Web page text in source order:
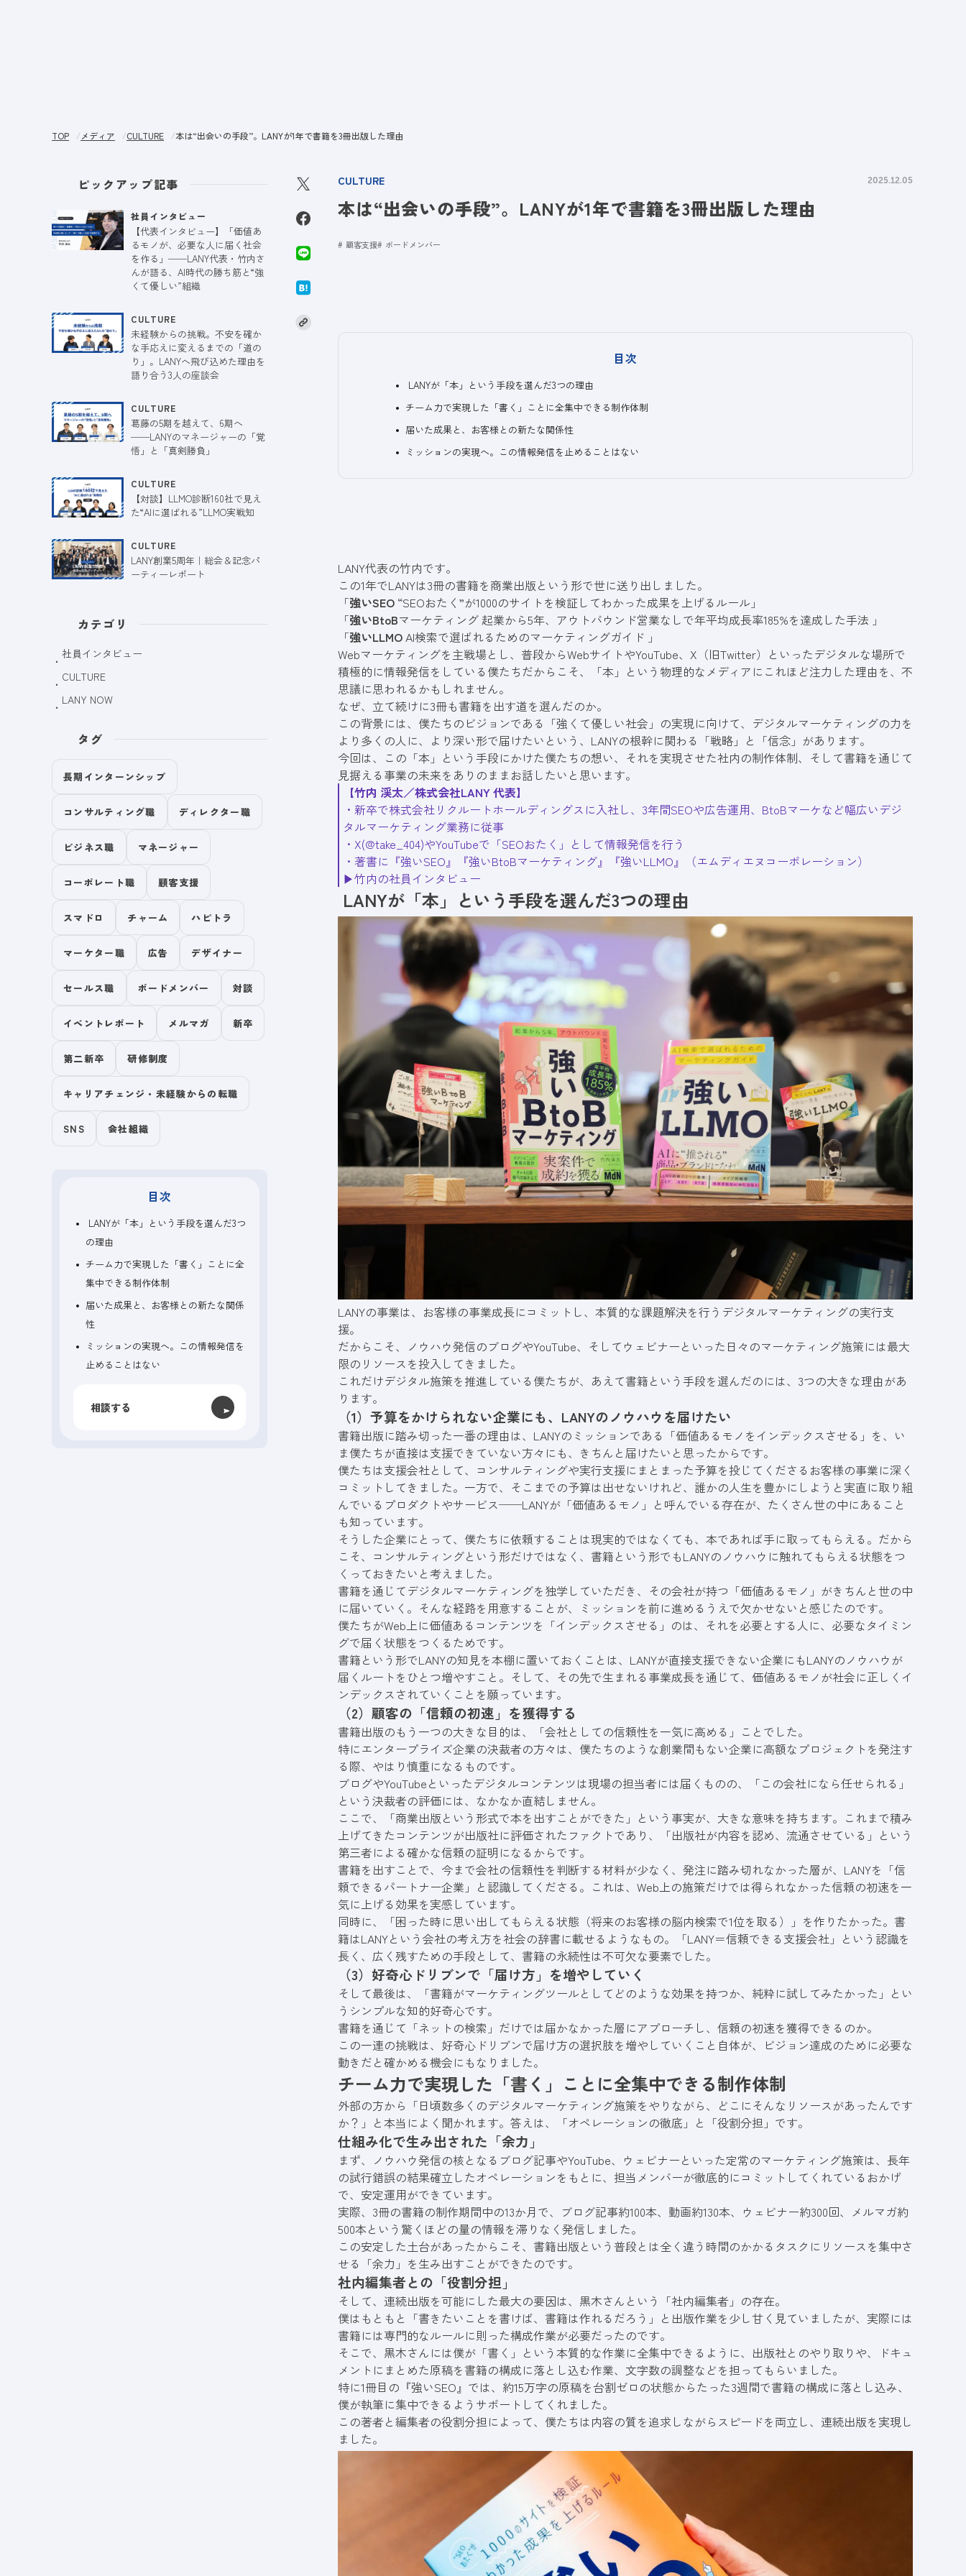
TOP メディア CULTURE 本は“出会いの手段”。LANYが1年で書籍を3冊出版した理由
CULTURE 2025.12.05
本は“出会いの手段”。LANYが1年で書籍を3冊出版した理由
顧客支援 ボードメンバー
目次
LANYが「本」という手段を選んだ3つの理由
チーム力で実現した「書く」ことに全集中できる制作体制
届いた成果と、お客様との新たな関係性
ミッションの実現へ。この情報発信を止めることはない
LANY代表の竹内です。
この1年でLANYは3冊の書籍を商業出版という形で世に送り出しました。
「強いSEO “SEOおたく”が1000のサイトを検証してわかった成果を上げるルール 」
「強いBtoBマーケティング 起業から5年、アウトバウンド営業なしで年平均成長率185%を達成した手法 」
「強いLLMOAI検索で選ばれるためのマーケティングガイド 」
Webマーケティングを主戦場とし、普段からWebサイトやYouTube、X（旧Twitter）といったデジタルな場所で
積極的に情報発信をしている僕たちだからこそ、「本」という物理的なメディアにこれほど注力した理由を、不
思議に思われるかもしれません。
なぜ、立て続けに3冊も書籍を出す道を選んだのか。
この背景には、僕たちのビジョンである「強くて優しい社会」の実現に向けて、デジタルマーケティングの力を
より多くの人に、より深い形で届けたいという、LANYの根幹に関わる「戦略」と「信念」があります。
今回は、この「本」という手段にかけた僕たちの想い、それを実現させた社内の制作体制、そして書籍を通じて
見据える事業の未来をありのままお話したいと思います。
【竹内 渓太／株式会社LANY 代表】
・ 新卒で株式会社リクルートホールディングスに入社し、3年間SEOや広告運用、BtoBマーケなど幅広いデジ
タルマーケティング業務に従事
・ X(@take_404)やYouTubeで「SEOおたく」として情報発信を行う
・ 著書に『強いSEO』『強いBtoBマーケティング』『強いLLMO』（エムディエヌコーポレーション）
▶︎竹内の社員インタビュー
LANYが「本」という手段を選んだ3つの理由
LANYの事業は、お客様の事業成長にコミットし、本質的な課題解決を行うデジタルマーケティングの実行支
援。
だからこそ、ノウハウ発信のブログやYouTube、そしてウェビナーといった日々のマーケティング施策には最大
限のリソースを投入してきました。
これだけデジタル施策を推進している僕たちが、あえて書籍という手段を選んだのには、3つの大きな理由があ
ります。
（1）予算をかけられない企業にも、LANYのノウハウを届けたい
書籍出版に踏み切った一番の理由は、LANYのミッションである「価値あるモノをインデックスさせる」を、い
ま僕たちが直接は支援できていない方々にも、きちんと届けたいと思ったからです。
僕たちは支援会社として、コンサルティングや実行支援にまとまった予算を投じてくださるお客様の事業に深く
コミットしてきました。一方で、そこまでの予算は出せないけれど、誰かの人生を豊かにしようと実直に取り組
んでいるプロダクトやサービス──LANYが「価値あるモノ」と呼んでいる存在が、たくさん世の中にあること
も知っています。
そうした企業にとって、僕たちに依頼することは現実的ではなくても、本であれば手に取ってもらえる。だから
こそ、コンサルティングという形だけではなく、書籍という形でもLANYのノウハウに触れてもらえる状態をつ
くっておきたいと考えました。
書籍を通じてデジタルマーケティングを独学していただき、その会社が持つ「価値あるモノ」がきちんと世の中
に届いていく。そんな経路を用意することが、ミッションを前に進めるうえで欠かせないと感じたのです。
僕たちがWeb上に価値あるコンテンツを「インデックスさせる」のは、それを必要とする人に、必要なタイミン
グで届く状態をつくるためです。
書籍という形でLANYの知見を本棚に置いておくことは、LANYが直接支援できない企業にもLANYのノウハウが
届くルートをひとつ増やすこと。そして、その先で生まれる事業成長を通じて、価値あるモノが社会に正しくイ
ンデックスされていくことを願っています。
（2）顧客の「信頼の初速」を獲得する
書籍出版のもう一つの大きな目的は、「会社としての信頼性を一気に高める」ことでした。
特にエンタープライズ企業の決裁者の方々は、僕たちのような創業間もない企業に高額なプロジェクトを発注す
る際、やはり慎重になるものです。
ブログやYouTubeといったデジタルコンテンツは現場の担当者には届くものの、「この会社になら任せられる」
という決裁者の評価には、なかなか直結しません。
ここで、「商業出版という形式で本を出すことができた」という事実が、大きな意味を持ちます。これまで積み
上げてきたコンテンツが出版社に評価されたファクトであり、「出版社が内容を認め、流通させている」という
第三者による確かな信頼の証明になるからです。
書籍を出すことで、今まで会社の信頼性を判断する材料が少なく、発注に踏み切れなかった層が、LANYを「信
頼できるパートナー企業」と認識してくださる。これは、Web上の施策だけでは得られなかった信頼の初速を一
気に上げる効果を実感しています。
同時に、「困った時に思い出してもらえる状態（将来のお客様の脳内検索で1位を取る）」を作りたかった。書
籍はLANYという会社の考え方を社会の辞書に載せるようなもの。「LANY＝信頼できる支援会社」という認識を
長く、広く残すための手段として、書籍の永続性は不可欠な要素でした。
（3）好奇心ドリブンで「届け方」を増やしていく
そして最後は、「書籍がマーケティングツールとしてどのような効果を持つか、純粋に試してみたかった」とい
うシンプルな知的好奇心です。
書籍を通じて「ネットの検索」だけでは届かなかった層にアプローチし、信頼の初速を獲得できるのか。
この一連の挑戦は、好奇心ドリブンで届け方の選択肢を増やしていくこと自体が、ビジョン達成のために必要な
動きだと確かめる機会にもなりました。
チーム力で実現した「書く」ことに全集中できる制作体制
外部の方から「日頃数多くのデジタルマーケティング施策をやりながら、どこにそんなリソースがあったんです
か？」と本当によく聞かれます。答えは、「オペレーションの徹底」と「役割分担」です。
仕組み化で生み出された「余力」
まず、ノウハウ発信の核となるブログ記事やYouTube、ウェビナーといった定常のマーケティング施策は、長年
の試行錯誤の結果確立したオペレーションをもとに、担当メンバーが徹底的にコミットしてくれているおかげ
で、安定運用ができています。
実際、3冊の書籍の制作期間中の13か月で、ブログ記事約100本、動画約130本、ウェビナー約300回、メルマガ約
500本という驚くほどの量の情報を滞りなく発信しました。
この安定した土台があったからこそ、書籍出版という普段とは全く違う時間のかかるタスクにリソースを集中さ
せる「余力」を生み出すことができたのです。
社内編集者との「役割分担」
そして、連続出版を可能にした最大の要因は、 黒木さん という「社内編集者」の存在。
僕はもともと「書きたいことを書けば、書籍は作れるだろう」と出版作業を少し甘く見ていましたが、実際には
書籍には専門的なルールに則った構成作業が必要だったのです。
そこで、黒木さんには僕が「書く」という本質的な作業に全集中できるように、出版社とのやり取りや、ドキュ
メントにまとめた原稿を書籍の構成に落とし込む作業、文字数の調整などを担ってもらいました。
特に1冊目の『強いSEO』では、約15万字の原稿を台割ゼロの状態からたった3週間で書籍の構成に落とし込み、
僕が執筆に集中できるようサポートしてくれました。
この著者と編集者の役割分担によって、僕たちは内容の質を追求しながらスピードを両立し、連続出版を実現し
ました。
ピックアップ記事
社員インタビュー
【代表インタビュー】「価値あ
るモノが、必要な人に届く社会
を作る」──LANY代表・竹内さ
んが語る、AI時代の勝ち筋と“強
くて優しい”組織
CULTURE
未経験からの挑戦。不安を確か
な手応えに変えるまでの「道の
り」。LANYへ飛び込めた理由を
語り合う3人の座談会
CULTURE
葛藤の5期を越えて、6期へ
──LANYのマネージャーの「覚
悟」と「真剣勝負」
CULTURE
【対談】LLMO診断160社で見え
た“AIに選ばれる”LLMO実戦知
CULTURE
LANY創業5周年｜総会＆記念パ
ーティーレポート
カテゴリ
社員インタビュー
CULTURE
LANY NOW
タグ
長期インターンシップ
コンサルティング職 ディレクター職
ビジネス職 マネージャー
コーポレート職 顧客支援
スマドロ チャーム ハピトラ
マーケター職 広告 デザイナー
セールス職 ボードメンバー 対談
イベントレポート メルマガ 新卒
第二新卒 研修制度
キャリアチェンジ・未経験からの転職
SNS 会社組織
目次
LANYが「本」という手段を選んだ3つ
の理由
チーム力で実現した「書く」ことに全
集中できる制作体制
届いた成果と、お客様との新たな関係
性
ミッションの実現へ。この情報発信を
止めることはない
相談する